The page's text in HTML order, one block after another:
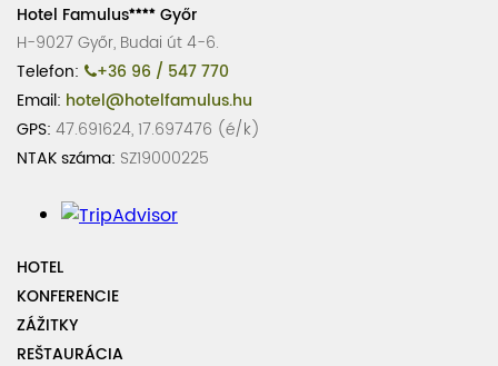
Hotel Famulus
Győr
H-9027 Győr, Budai út 4-6.
Telefon:
+36 96 / 547 770
Email: hotel@hotelfamulus.hu
GPS: 47.691624, 17.697476 (é/k)
NTAK száma: SZ19000225
HOTEL
KONFERENCIE
ZÁŽITKY
REŠTAURÁCIA